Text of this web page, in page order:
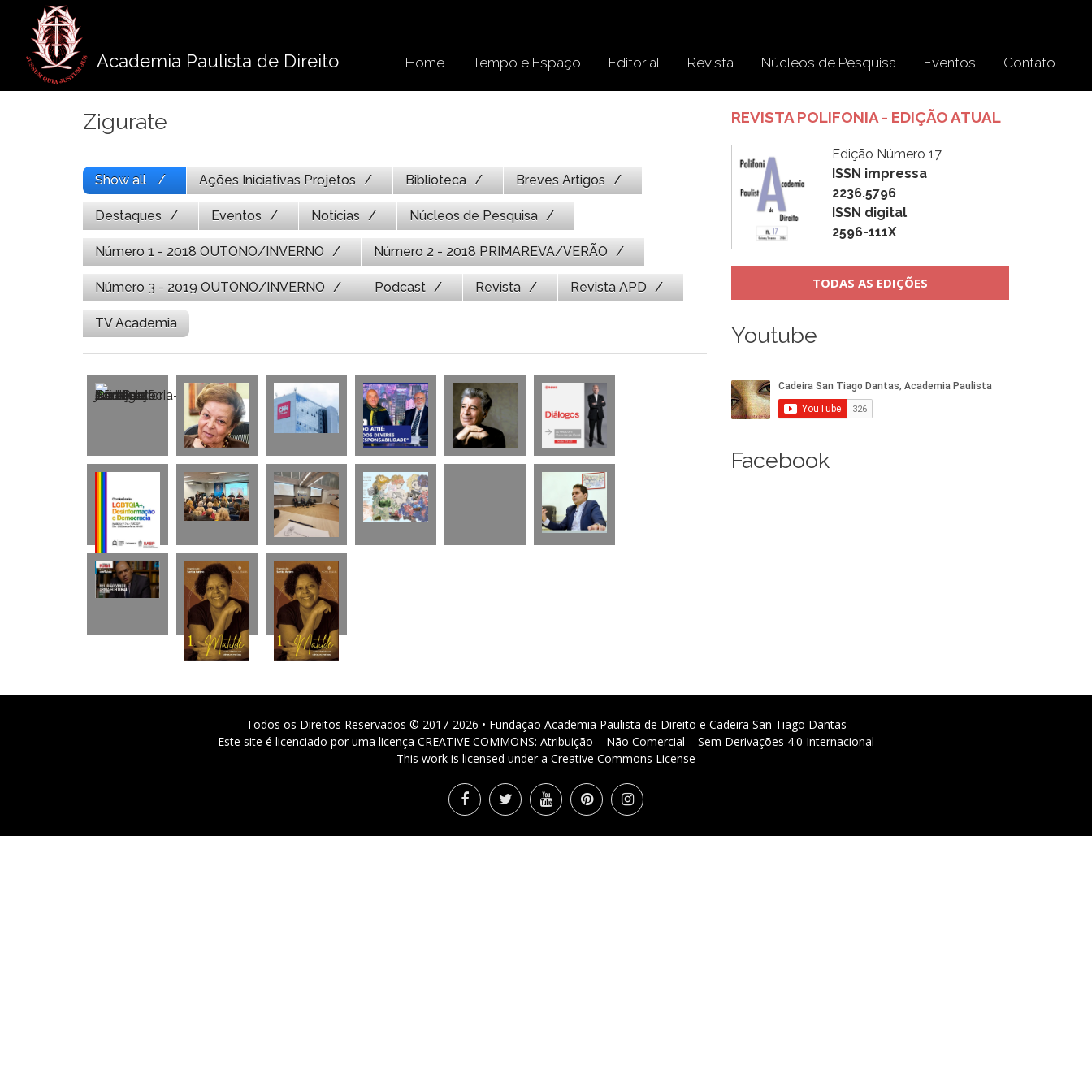
conteúdo
Academia Paulista de Direito Home Tempo e Espaço Editorial Revista Núcleos de Pesquisa Eventos Contato
Zigurate
Show all Ações Iniciativas Projetos Biblioteca Breves Artigos
Destaques Eventos Notícias Núcleos de Pesquisa
Número 1 - 2018 OUTONO/INVERNO Número 2 - 2018 PRIMAREVA/VERÃO
Número 3 - 2019 OUTONO/INVERNO Podcast Revista Revista APD
TV Academia
REVISTA POLIFONIA - EDIÇÃO ATUAL
Edição Número 17
ISSN impressa
2236.5796
ISSN digital
2596-111X
TODAS AS EDIÇÕES
Youtube
Facebook
Todos os Direitos Reservados © 2017-2026 • Fundação Academia Paulista de Direito e Cadeira San Tiago Dantas
Este site é licenciado por uma licença CREATIVE COMMONS: Atribuição – Não Comercial – Sem Derivações 4.0 Internacional
This work is licensed under a Creative Commons License